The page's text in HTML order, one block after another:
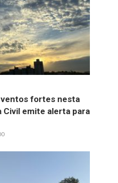
fortes nesta
emite alerta para